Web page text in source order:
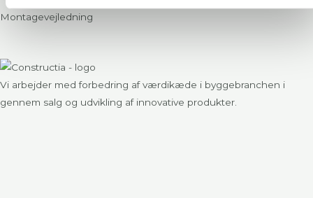
Montagevejledning
Vi arbejder med forbedring af værdikæde i byggebranchen i
gennem salg og udvikling af innovative produkter.